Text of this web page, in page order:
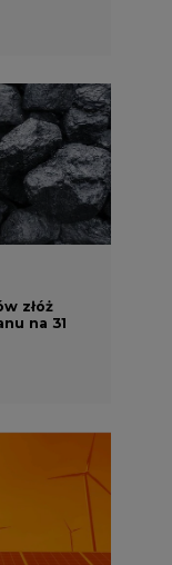
złóż
na 31